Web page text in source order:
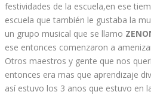
festividades de la escuela,en ese
escuela que también le gustaba la
un grupo musical que se llamo
ese entonces comenzaron a
Otros maestros y gente que nos
entonces era mas que aprendizaje
así estuvo los 3 anos que estuvo en